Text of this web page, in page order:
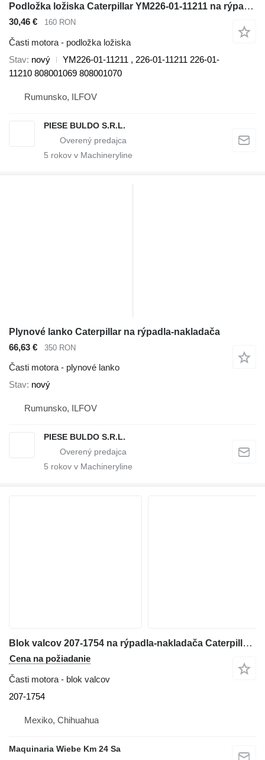
Podložka ložiska Caterpillar YM226-01-11211 na rýpadla-nakladača Caterpillar 416 , 416B
30,46 € 160 RON
Časti motora - podložka ložiska
Stav nový
YM226-01-11211 , 226-01-11211 226-01-
11210 808001069 808001070
Rumunsko, ILFOV
PIESE BULDO S.R.L.
5 rokov v Machineryline
Plynové lanko Caterpillar na rýpadla-nakladača
66,63 €
350 RON
Časti motora - plynové lanko
Stav nový
Rumunsko, ILFOV
PIESE BULDO S.R.L.
5 rokov v Machineryline
Blok valcov 207-1754 na rýpadla-nakladača Caterpillar 416D,420D
Cena na požiadanie
Časti motora - blok valcov
207-1754
Mexiko, Chihuahua
Maquinaria Wiebe Km 24 Sa